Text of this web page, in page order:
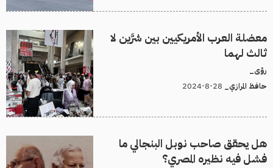
معضلة العرب الأمريكيين بين شرَّين لا
ثالث لهما
رؤى_
حافظ المرازي_
هل يحقق صاحب نوبل البنجالي ما
فشل فيه نظيره المصري؟